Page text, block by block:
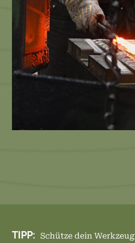
TIPP: Schütze dein Werkzeug